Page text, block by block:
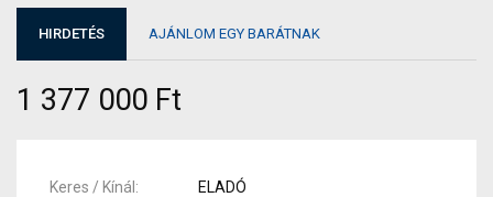
HIRDETÉS AJÁNLOM EGY BARÁTNAK
1 377 000 Ft
Keres / Kínál
ELADÓ